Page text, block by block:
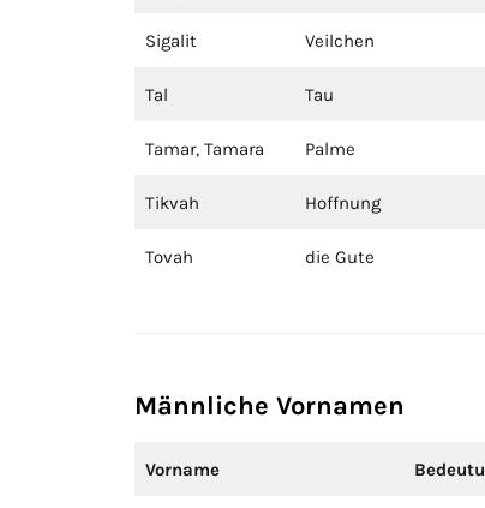
Sigalit Veilchen
Tal Tau
Tamar, Tamara Palme
Tikvah Hoffnung
Tovah die Gute
Männliche Vornamen
Vorname